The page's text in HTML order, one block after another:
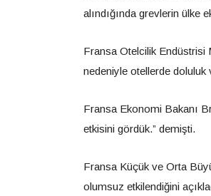
alındığında grevlerin ülke
Fransa Otelcilik Endüstrisi
nedeniyle otellerde doluluk
Fransa Ekonomi Bakanı
etkisini gördük.” demişti.
Fransa Küçük ve Orta
olumsuz etkilendiğini